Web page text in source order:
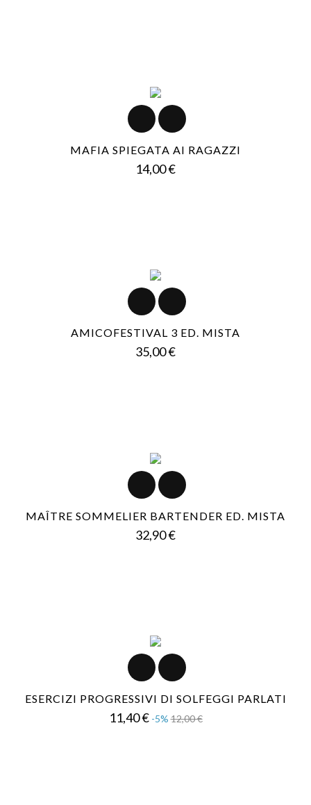
MAFIA SPIEGATA AI RAGAZZI
14,00 €Prezzo
AMICOFESTIVAL 3 ED. MISTA
35,00 €Prezzo
MAÎTRE SOMMELIER BARTENDER ED. MISTA
32,90 €Prezzo
ESERCIZI PROGRESSIVI DI SOLFEGGI PARLATI
11,40 € Prezzo
-5% 12,00 €Prezzo